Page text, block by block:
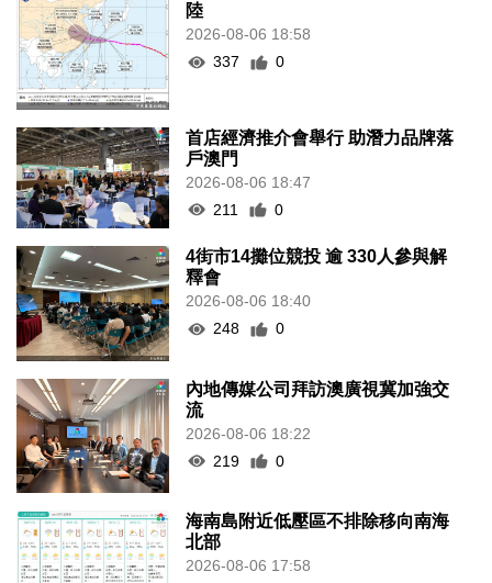
陸
2026-08-06 18:58
337
0
首店經濟推介會舉行 助潛力品牌落
戶澳門
2026-08-06 18:47
211
0
4街市14攤位競投 逾 330人參與解
釋會
2026-08-06 18:40
248
0
內地傳媒公司拜訪澳廣視冀加強交
流
2026-08-06 18:22
219
0
海南島附近低壓區不排除移向南海
北部
2026-08-06 17:58